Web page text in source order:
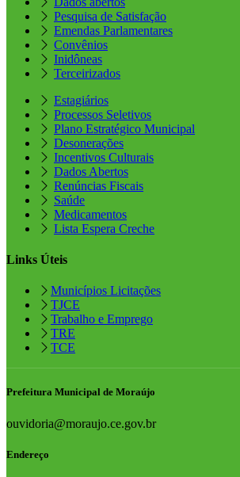
Pesquisa de Satisfação
Emendas Parlamentares
Convênios
Inidôneas
Terceirizados
Estagiários
Processos Seletivos
Plano Estratégico Municipal
Desonerações
Incentivos Culturais
Dados Abertos
Renúncias Fiscais
Saúde
Medicamentos
Lista Espera Creche
Links Úteis
Municípios Licitações
TJCE
Trabalho e Emprego
TRE
TCE
Prefeitura Municipal de Moraújo
ouvidoria@moraujo.ce.gov.br
Endereço